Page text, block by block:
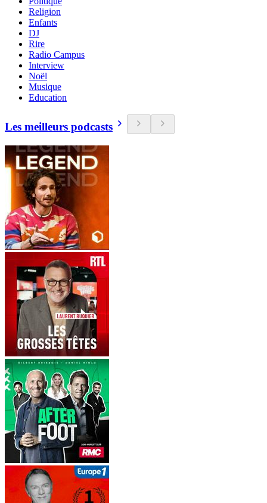
Religion
Enfants
DJ
Rire
Radio Campus
Interview
Noël
Musique
Education
Les meilleurs podcasts